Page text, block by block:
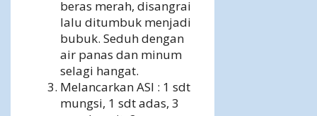
beras merah, disangrai
lalu ditumbuk menjadi
bubuk. Seduh dengan
air panas dan minum
selagi hangat.
Melancarkan ASI : 1 sdt
mungsi, 1 sdt adas, 3